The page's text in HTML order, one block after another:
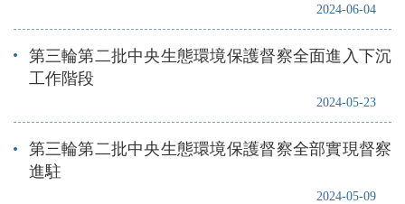
2024-06-04
2024-05-23
第三輪第二批中央生態環境保護督察全面進入下沉
工作階段
2024-05-09
第三輪第二批中央生態環境保護督察全部實現督察
進駐